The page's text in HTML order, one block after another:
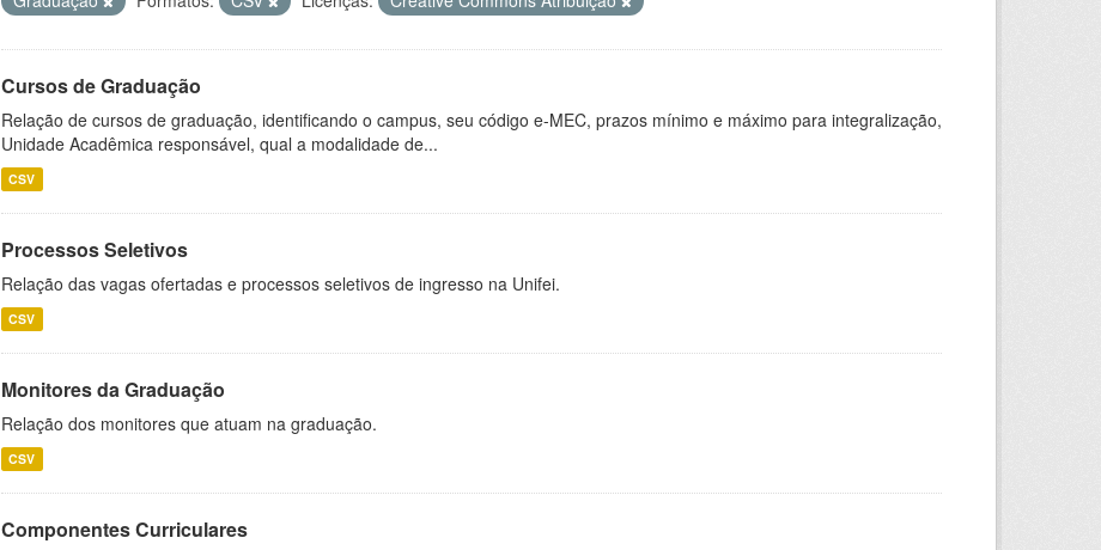
Cursos de Graduação
Relação de cursos de graduação, identificando o campus, seu código e-MEC, prazos mínimo e máximo para integralização,
Unidade Acadêmica responsável, qual a modalidade de...
CSV
Processos Seletivos
Relação das vagas ofertadas e processos seletivos de ingresso na Unifei.
CSV
Monitores da Graduação
Relação dos monitores que atuam na graduação.
CSV
Componentes Curriculares